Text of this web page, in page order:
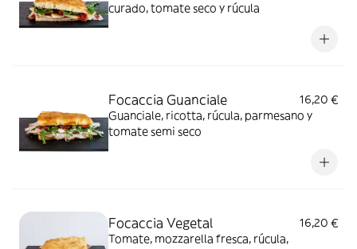
curado, tomate seco y rúcula
Focaccia Guanciale
16,20 €
Guanciale, ricotta, rúcula, parmesano y
tomate semi seco
Focaccia Vegetal
16,20 €
Tomate, mozzarella fresca, rúcula,